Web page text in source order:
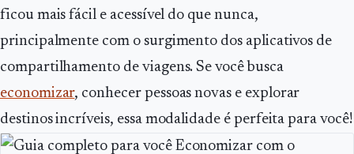
ficou mais fácil e acessível do que nunca,
principalmente com o surgimento dos aplicativos de
compartilhamento de viagens. Se você busca
economizar, conhecer pessoas novas e explorar
destinos incríveis, essa modalidade é perfeita para você!